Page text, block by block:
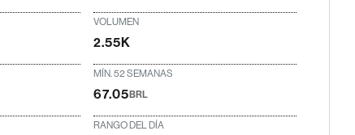
VOLUMEN
2.55K
MÍN. 52 SEMANAS
67.05BRL
RANGO DEL DÍA